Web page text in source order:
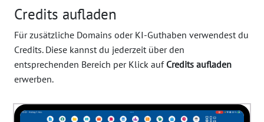
Credits aufladen
Für zusätzliche Domains oder KI-Guthaben verwendest du
Credits. Diese kannst du jederzeit über den
entsprechenden Bereich per Klick auf Credits aufladen
erwerben.